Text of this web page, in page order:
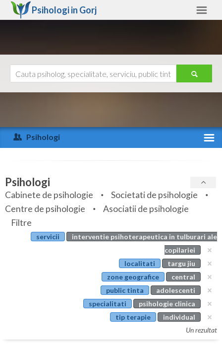
Psihologi in Gorj
Arad
Arges
Bihor
Bistrita-Nasaud
Botosani
Ajutor
Psihologi
Specialitati
Servicii
Articole
Evenimente
Psihologi
Cabinete de psihologie
Societati de psihologie
Centre de psihologie
Asociatii de psihologie
Filtre
servicii
interventie psihoterapeutica in tulburari ale
copilariei
localitati
targu jiu
zone geografice
central
public tinta
adolescenti
specialitati
psihologie clinica
tip terapie
individual
Un rezultat